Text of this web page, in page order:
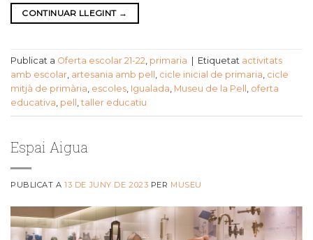
CONTINUAR LLEGINT →
Publicat a Oferta escolar 21-22, primaria Etiquetat activitats
amb escolar, artesania amb pell , cicle inicial de primaria, cicle
mitjà de primària, escoles, Igualada, Museu de la Pell , oferta
educativa, pell , taller educatiu
Espai Aigua
PUBLICAT A13 DE JUNY DE 2023 PER MUSEU